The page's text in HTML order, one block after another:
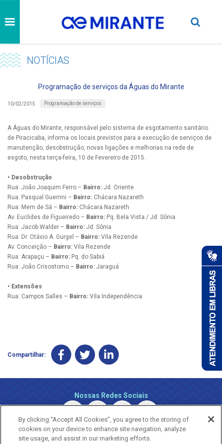
NOTÍCIAS
Programação de serviços da Águas do Mirante
10/02/2015 Programação de serviços
A Águas do Mirante, responsável pelo sistema de esgotamento sanitário
de Piracicaba, informa os locais previstos para a execução de serviços de
manutenção, desobstrução, novas ligações e melhorias na rede de
esgoto, nesta terça-feira, 10 de Fevereiro de 2015.
• Desobstrução
Rua: João Joaquim Ferro – Bairro: Jd. Oriente
Rua: Pasqual Guerrini – Bairro: Chácara Nazareth
Rua: Mem de Sá – Bairro: Chácara Nazareth
Av. Euclides de Figueiredo – Bairro: Pq. Bela Vista / Jd. Sônia
Rua: Jacob Walder – Bairro: Jd. Sônia
Rua: Dr. Otávio A. Gurgel – Bairro: Vila Rezende
Av. Conceição – Bairro: Vila Rezende
Rua: Arapaçu – Bairro: Pq. do Sabiá
Rua: João Crisostomo – Bairro: Jaraguá
• Extensões
Rua: Campos Salles – Bairro: Vila Independência
Compartilhar:
Nossas Redes Sociais
By clicking “Accept All Cookies”, you agree to the storing of
cookies on your device to enhance site navigation, analyze
site usage, and assist in our marketing efforts.